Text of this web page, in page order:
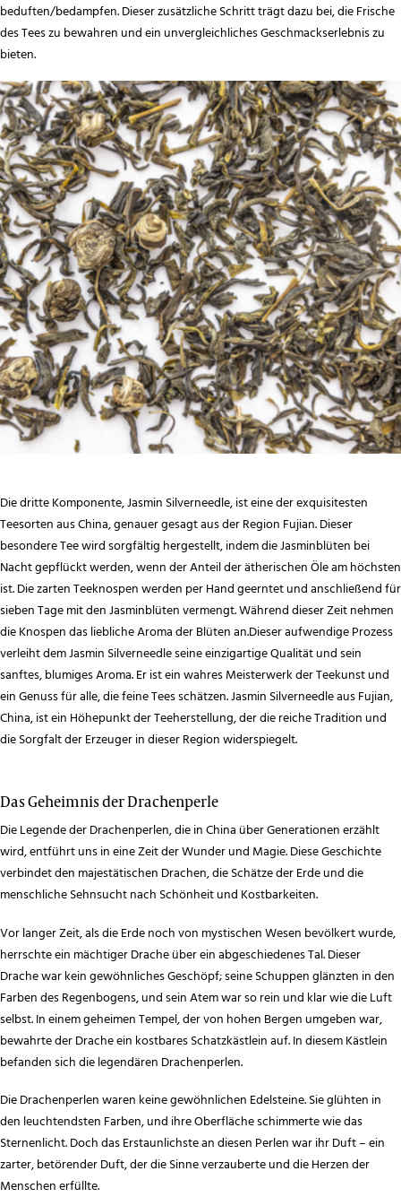
beduften/bedampfen. Dieser zusätzliche Schritt trägt dazu bei, die Frische
des Tees zu bewahren und ein unvergleichliches Geschmackserlebnis zu
bieten.
Die dritte Komponente, Jasmin Silverneedle, ist eine der exquisitesten
Teesorten aus China, genauer gesagt aus der Region Fujian. Dieser
besondere Tee wird sorgfältig hergestellt, indem die Jasminblüten bei
Nacht gepflückt werden, wenn der Anteil der ätherischen Öle am höchsten
ist. Die zarten Teeknospen werden per Hand geerntet und anschließend für
sieben Tage mit den Jasminblüten vermengt. Während dieser Zeit nehmen
die Knospen das liebliche Aroma der Blüten an.Dieser aufwendige Prozess
verleiht dem Jasmin Silverneedle seine einzigartige Qualität und sein
sanftes, blumiges Aroma. Er ist ein wahres Meisterwerk der Teekunst und
ein Genuss für alle, die feine Tees schätzen. Jasmin Silverneedle aus Fujian,
China, ist ein Höhepunkt der Teeherstellung, der die reiche Tradition und
die Sorgfalt der Erzeuger in dieser Region widerspiegelt.
Das Geheimnis der Drachenperle
Die Legende der Drachenperlen, die in China über Generationen erzählt
wird, entführt uns in eine Zeit der Wunder und Magie. Diese Geschichte
verbindet den majestätischen Drachen, die Schätze der Erde und die
menschliche Sehnsucht nach Schönheit und Kostbarkeiten.
Vor langer Zeit, als die Erde noch von mystischen Wesen bevölkert wurde,
herrschte ein mächtiger Drache über ein abgeschiedenes Tal. Dieser
Drache war kein gewöhnliches Geschöpf; seine Schuppen glänzten in den
Farben des Regenbogens, und sein Atem war so rein und klar wie die Luft
selbst. In einem geheimen Tempel, der von hohen Bergen umgeben war,
bewahrte der Drache ein kostbares Schatzkästlein auf. In diesem Kästlein
befanden sich die legendären Drachenperlen.
Die Drachenperlen waren keine gewöhnlichen Edelsteine. Sie glühten in
den leuchtendsten Farben, und ihre Oberfläche schimmerte wie das
Sternenlicht. Doch das Erstaunlichste an diesen Perlen war ihr Duft – ein
zarter, betörender Duft, der die Sinne verzauberte und die Herzen der
Menschen erfüllte.